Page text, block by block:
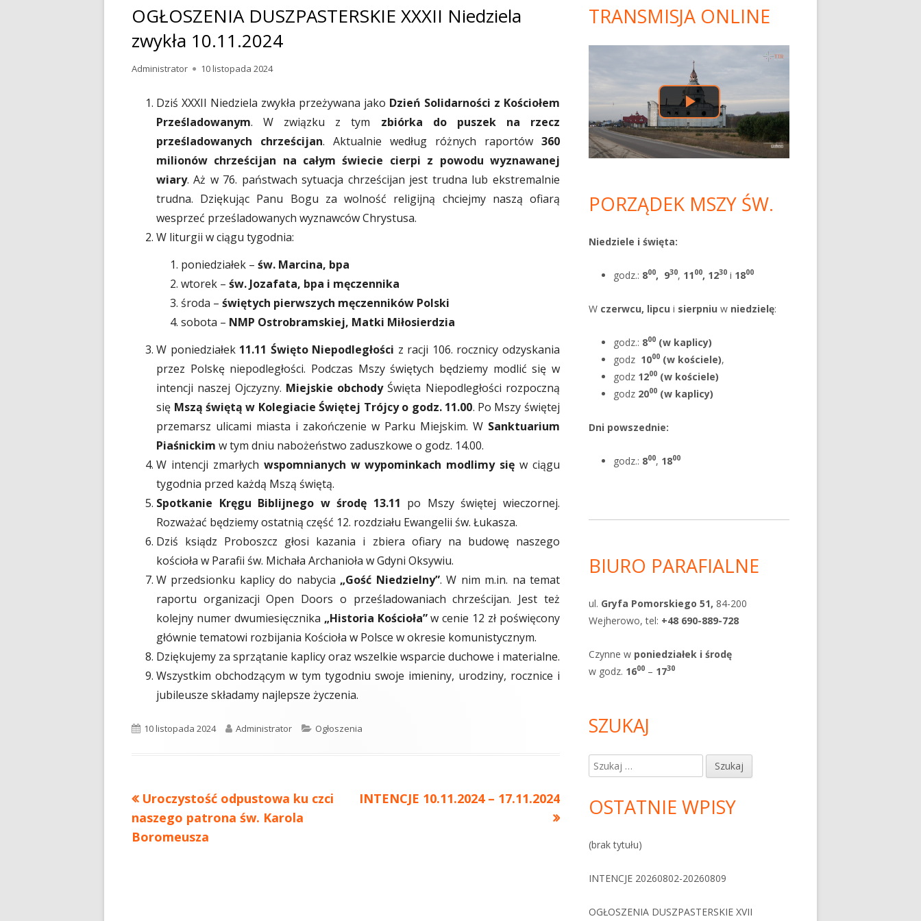
OGŁOSZENIA DUSZPASTERSKIE XXXII Niedziela
zwykła 10.11.2024
Autor
Administrator Opublikowano
10 listopada 2024
Dziś XXXII Niedziela zwykła przeżywana jako Dzień Solidarności z Kościołem
Prześladowanym. W związku z tym zbiórka do puszek na rzecz
prześladowanych chrześcijan. Aktualnie według różnych raportów 360
milionów chrześcijan na całym świecie cierpi z powodu wyznawanej
wiary. Aż w 76. państwach sytuacja chrześcijan jest trudna lub ekstremalnie
trudna. Dziękując Panu Bogu za wolność religijną chciejmy naszą ofiarą
wesprzeć prześladowanych wyznawców Chrystusa.
W liturgii w ciągu tygodnia:
poniedziałek – św. Marcina, bpa
wtorek – św. Jozafata, bpa i męczennika
środa – świętych pierwszych męczenników Polski
sobota – NMP Ostrobramskiej, Matki Miłosierdzia
W poniedziałek 11.11 Święto Niepodległości z racji 106. rocznicy odzyskania
przez Polskę niepodległości. Podczas Mszy świętych będziemy modlić się w
intencji naszej Ojczyzny. Miejskie obchodyŚwięta Niepodległości rozpoczną
się Mszą świętą w Kolegiacie Świętej Trójcy o godz. 11.00. Po Mszy świętej
przemarsz ulicami miasta i zakończenie w Parku Miejskim. W Sanktuarium
Piaśnickim w tym dniu nabożeństwo zaduszkowe o godz. 14.00.
W intencji zmarłych wspomnianych w wypominkach modlimy sięw ciągu
tygodnia przed każdą Mszą świętą.
Spotkanie Kręgu Biblijnego w środę 13.11 po Mszy świętej wieczornej.
Rozważać będziemy ostatnią część 12. rozdziału Ewangelii św. Łukasza.
Dziś ksiądz Proboszcz głosi kazania i zbiera ofiary na budowę naszego
kościoła w Parafii św. Michała Archanioła w Gdyni Oksywiu.
W przedsionku kaplicy do nabycia „Gość Niedzielny”. W nim m.in. na temat
raportu organizacji Open Doors o prześladowaniach chrześcijan. Jest też
kolejny numer dwumiesięcznika „Historia Kościoła”w cenie 12 zł poświęcony
głównie tematowi rozbijania Kościoła w Polsce w okresie komunistycznym.
Dziękujemy za sprzątanie kaplicy oraz wszelkie wsparcie duchowe i materialne.
Wszystkim obchodzącym w tym tygodniu swoje imieniny, urodziny, rocznice i
jubileusze składamy najlepsze życzenia.
Opublikowano
10 listopada 2024 Autor
Administrator Kategorie
Ogłoszenia
Nawigacja
wpisu
Poprzedni
artykół
Uroczystość odpustowa ku czci
naszego patrona św. Karola
Boromeusza
Następny
INTENCJE 10.11.2024 – 17.11.2024
Główny
panel
boczny
TRANSMISJA ONLINE
PORZĄDEK MSZY ŚW.
Niedziele i święta:
godz.: 800, 930, 11 00, 1230 i 1800
W czerwcu, lipcu i sierpniu w niedzielę:
godz.: 800 (w kaplicy)
godz 1000 (w kościele),
godz 1200 (w kościele)
godz 2000 (w kaplicy)
Dni powszednie:
godz.: 800, 1800
BIURO PARAFIALNE
ul. Gryfa Pomorskiego 51, 84-200
Wejherowo, tel: +48 690-889-728
Czynne w poniedziałek iśrodę
w godz. 1600 – 1730
SZUKAJ
Szukaj:
OSTATNIE WPISY
(brak tytułu)
INTENCJE 20260802-20260809
OGŁOSZENIA DUSZPASTERSKIE XVII